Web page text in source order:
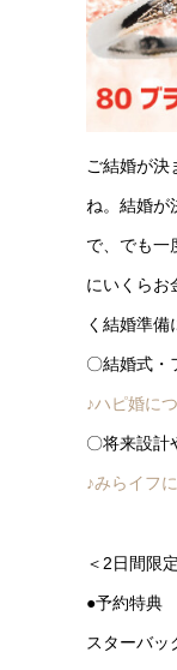
ご結婚が決
ね。結婚が
で、でも一
にいくらお
く結婚準
〇結婚式・
♪ハピ婚に
〇将来設計
♪みらイフ
＜2日間限
●予約特典
スターバッ